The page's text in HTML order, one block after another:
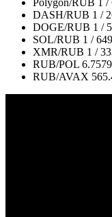
Polygon/RUB 1 /
DASH/RUB 1 /
DOGE/RUB 1 /
SOL/RUB 1 /
XMR/RUB 1 /
RUB/POL
RUB/AVAX